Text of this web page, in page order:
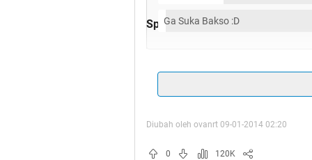
Spoilerfor ht:
[/quote]
Ga Suka Bakso :D
Diubah oleh ovanrt 09-01-2014 02:20
0 120K